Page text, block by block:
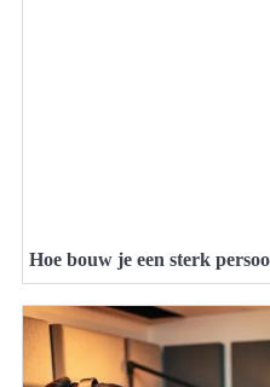
Hoe bouw je een sterk